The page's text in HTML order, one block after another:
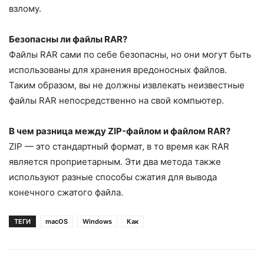
взлому.
Безопасны ли файлы RAR?
Файлы RAR сами по себе безопасны, но они могут быть
использованы для хранения вредоносных файлов.
Таким образом, вы не должны извлекать неизвестные
файлы RAR непосредственно на свой компьютер.
В чем разница между ZIP-файлом и файлом RAR?
ZIP — это стандартный формат, в то время как RAR
является проприетарным. Эти два метода также
используют разные способы сжатия для вывода
конечного сжатого файла.
ТЕГИ macOS Windows Как